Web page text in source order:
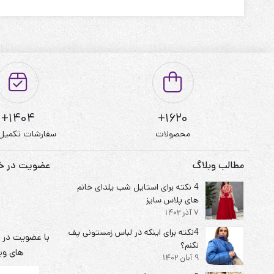
1620+
محصولات
1404+
سفارشات
مطالب وبلاگ
4 نکته برای استایل شب یلدای خانم
های پلاس سایز
7 آذر 1402
4نکته برای اینکه در لباس زمستونی پف
نکنم؟
9 آبان 1402
عضویت در
با عضویت در
های